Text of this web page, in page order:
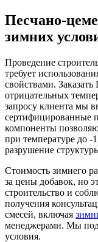
Песчано-
зимних
Проведение
требует
свойствами.
отрицательных
запросу клиента мы
сертифицированные
компоненты
при температуре до -
разрушение
Стоимость зимнего
за цены добавок, но
строительство и
получения
смесей, включая
менеджерами. Мы
условия.